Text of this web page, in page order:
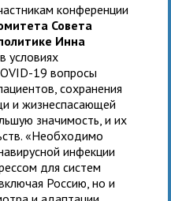
конференции
Совета
Инна
условиях
19 вопросы
сохранения
и жизнеспасающей
значимость, и их
«Необходимо
инфекции
для систем
Россию, но и